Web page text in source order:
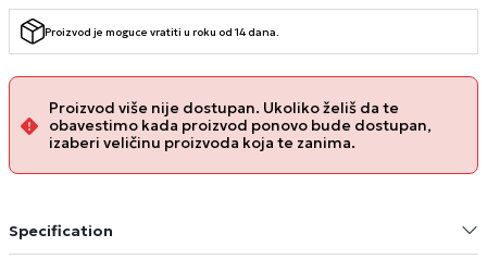
Proizvod je moguce vratiti u roku od 14 dana.
Proizvod više nije dostupan. Ukoliko želiš da te
obavestimo kada proizvod ponovo bude dostupan,
izaberi veličinu proizvoda koja te zanima.
Specification